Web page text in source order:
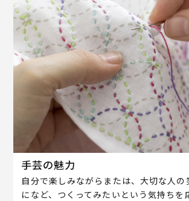
手芸の魅力
自分で楽しみながらまたは、大切な人の
になど、つくってみたいという気持ちを